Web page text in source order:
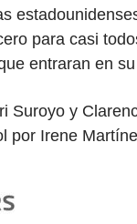
para casi
entraran en
Suroyo y
por Irene